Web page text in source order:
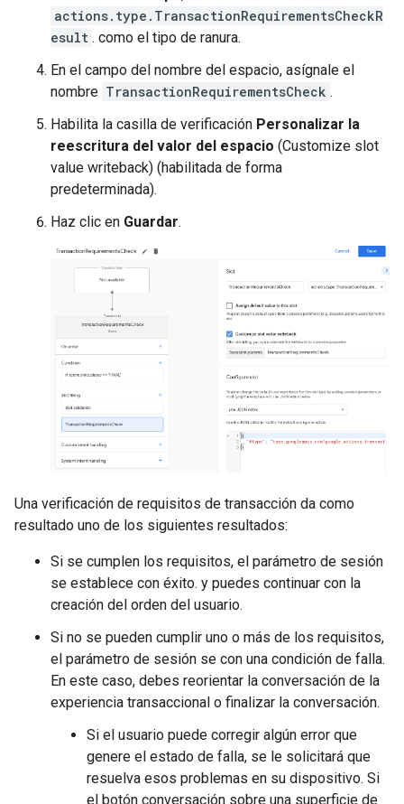
actions.type.TransactionRequirementsCheckR
esult . como el tipo de ranura.
En el campo del nombre del espacio, asígnale el
nombre TransactionRequirementsCheck .
Habilita la casilla de verificación Personalizar la
reescritura del valor del espacio (Customize slot
value writeback) (habilitada de forma
predeterminada).
Haz clic en Guardar.
Una verificación de requisitos de transacción da como
resultado uno de los siguientes resultados:
Si se cumplen los requisitos, el parámetro de sesión
se establece con éxito. y puedes continuar con la
creación del orden del usuario.
Si no se pueden cumplir uno o más de los requisitos,
el parámetro de sesión se con una condición de falla.
En este caso, debes reorientar la conversación de la
experiencia transaccional o finalizar la conversación.
Si el usuario puede corregir algún error que
genere el estado de falla, se le solicitará que
resuelva esos problemas en su dispositivo. Si
el botón conversación sobre una superficie de